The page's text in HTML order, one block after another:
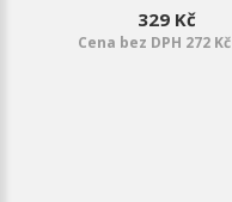
329 Kč
Cena bez DPH 272 Kč